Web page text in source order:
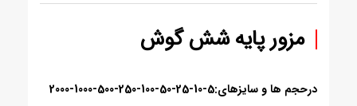
مزور پایه شش گوش
درحجم ها و سایزهای:5-10-25-50-100-250-500-1000-2000